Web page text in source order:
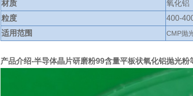
材质
氧化铝
粒度
400-
适用范围
CMP抛
产品介绍-半导体晶片研磨粉99含量平板状氧化铝抛光